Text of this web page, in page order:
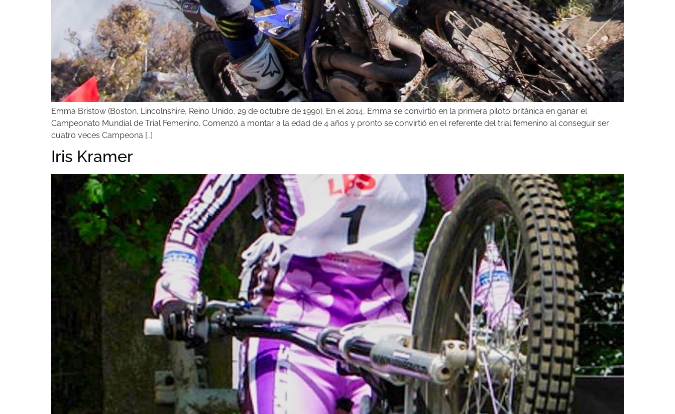
Emma Bristow (Boston, Lincolnshire, Reino Unido, 29 de octubre de 1990). En el 2014, Emma se convirtió en la primera piloto británica en ganar el
Campeonato Mundial de Trial Femenino. Comenzó a montar a la edad de 4 años y pronto se convirtió en el referente del trial femenino al conseguir ser
cuatro veces Campeona […]
Iris Kramer